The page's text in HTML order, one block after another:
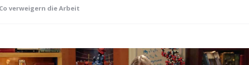
verweigern die Arbeit